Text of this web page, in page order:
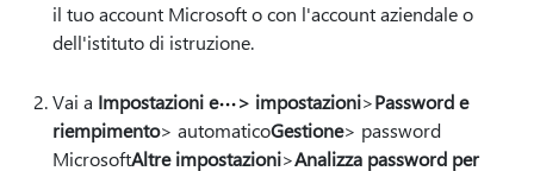
il tuo account Microsoft o con l'account aziendale o
dell'istituto di istruzione.
Vai a Impostazioni e > impostazioni>Password e
riempimento> automaticoGestione> password
MicrosoftAltre impostazioni>Analizza password per